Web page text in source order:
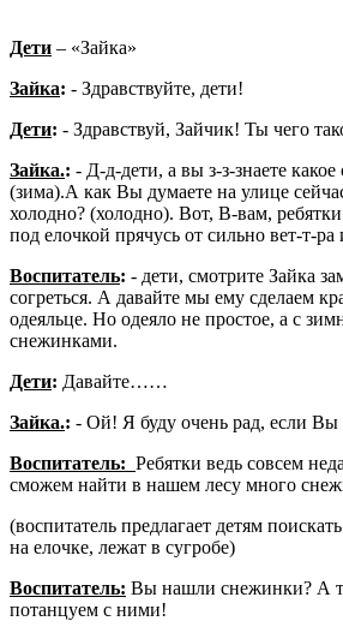
Дети – «Зайка»
Зайка: - Здравствуйте, дети!
Дети: - Здравствуй, Зайчик! Ты чего
Зайка.: - Д-д-дети, а вы з-з-знаете какое
(зима).А как Вы думаете на улице
холодно? (холодно). Вот, В-вам,
под елочкой прячусь от сильно вет-т-ра
Воспитатель: - дети, смотрите Зайка
согреться. А давайте мы ему сделаем
одеяльце. Но одеяло не простое, а с
снежинками.
Дети: Давайте……
Зайка.: - Ой! Я буду очень рад, если
Воспитатель: Ребятки ведь совсем
сможем найти в нашем лесу много
(воспитатель предлагает детям
на елочке, лежат в сугробе)
Воспитатель: Вы нашли снежинки? А
потанцуем с ними!